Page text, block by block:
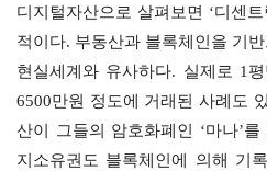
디지털자산으로 살펴보면 ‘디센
적이다. 부동산과 블록체인을 기
현실세계와 유사하다. 실제로 1
6500만원 정도에 거래된 사례도
산이 그들의 암호화폐인 ‘마나’
지소유권도 블록체인에 의해 기